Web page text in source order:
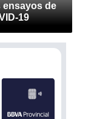
ensayos de
19